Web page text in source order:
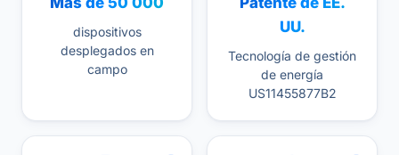
dispositivos
desplegados en
campo
UU.
Tecnología de gestión
de energía
US11455877B2